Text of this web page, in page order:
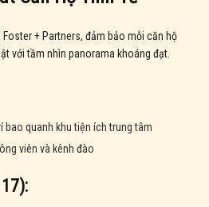
+ Partners, đảm bảo mỗi căn hộ
với tầm nhìn panorama khoáng đạt.
bao quanh khu tiện ích trung tâm
viên và kênh đào